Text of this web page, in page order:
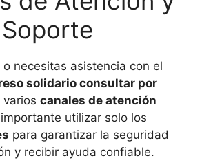
Soporte
necesitas asistencia con el
solidario consultar por
varios canales de atención
utilizar solo los
para garantizar la seguridad
y recibir ayuda confiable.